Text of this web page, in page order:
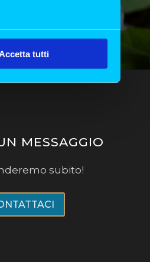
tutti
MESSAGGIO
subito!